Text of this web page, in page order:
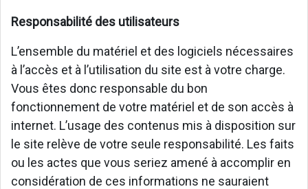
Responsabilité des utilisateurs
L’ensemble du matériel et des logiciels nécessaires
à l’accès et à l’utilisation du site est à votre charge.
Vous êtes donc responsable du bon
fonctionnement de votre matériel et de son accès à
internet. L’usage des contenus mis à disposition sur
le site relève de votre seule responsabilité. Les faits
ou les actes que vous seriez amené à accomplir en
considération de ces informations ne sauraient